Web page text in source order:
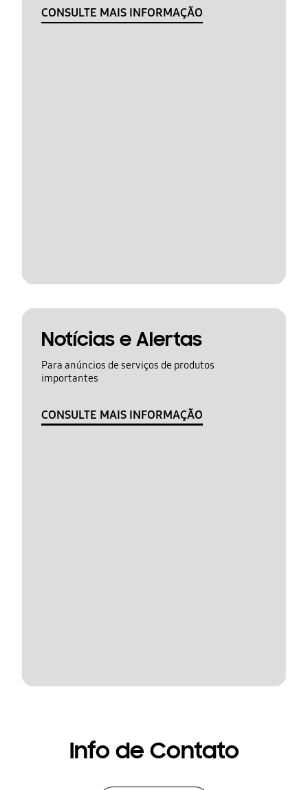
CONSULTE MAIS INFORMAÇÃO
Notícias e Alertas
Para anúncios de serviços de produtos
importantes
CONSULTE MAIS INFORMAÇÃO
Info de Contato